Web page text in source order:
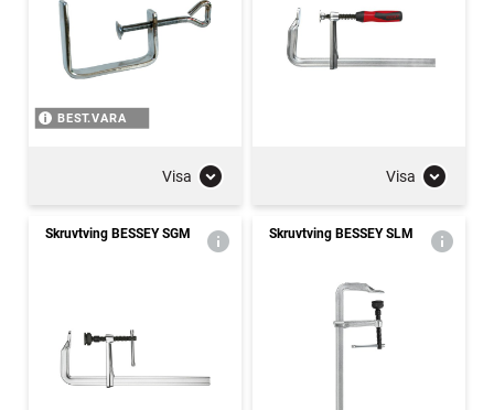
BEST.VARA
Visa Visa
Skruvtving BESSEY SGM Skruvtving BESSEY SLM